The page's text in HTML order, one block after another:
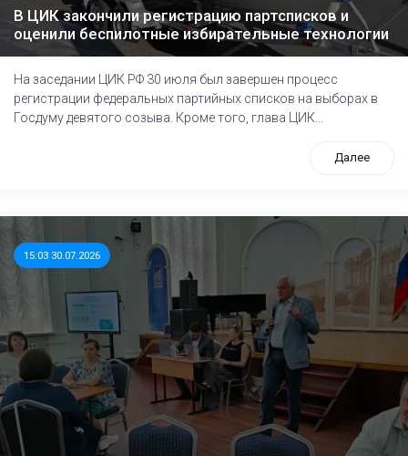
В ЦИК закончили регистрацию партсписков и
оценили беспилотные избирательные технологии
На заседании ЦИК РФ 30 июля был завершен процесс
регистрации федеральных партийных списков на выборах в
Госдуму девятого созыва. Кроме того, глава ЦИК...
Далее
15:03 30.07.2026